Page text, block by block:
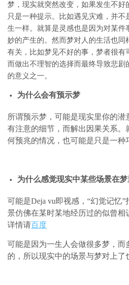
梦，现实就突然改变，如果发生不好
只是一种提示。比如遇见灾难，并
生一样。就算是灵感也是因为对某件
妙的产生的。然而梦对人的生活也同
有关，比如梦见不好的事，梦者很有
而做出不理智的选择而最终导致悲剧
的意义之一。
为什么会有预示梦
所谓预示梦，可能是现实里你的
有注意的细节，而解出因果关系。
何预兆的情况，也可能是只是一种
为什么感觉现实中某些场景在梦
可能是Deja vu即视感，“幻觉记忆
景仿佛在某时某地经历过的似曾相
详情请百度
可能是因为一生人会做很多梦，而
的，所以现实中的场景与梦对上了